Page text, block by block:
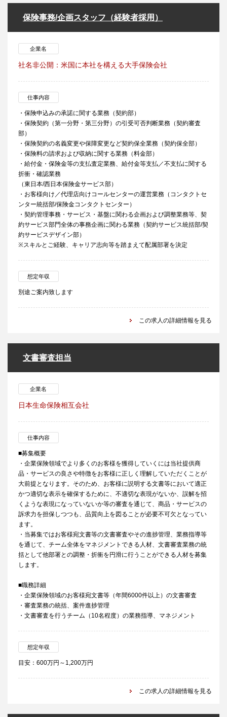
保険事務/企画スタッフ（経験者採用）
企業名
社名非公開：米国に本社を構える大手保険会社
仕事内容
・保険申込みの承諾に関する業務（契約部）
・保険契約（第一分野・第三分野）の引受可否判断業務（契約審査
部）
・保険契約の名義変更や保障変更など契約保全業務（契約保全部）
・保険料の請求および収納に関する業務（料金部）
・給付金・保険金等の支払査定業務、給付金等支払／不支払に関する
折衝・確認業務
（東日本/西日本保険金サービス部）
・お客様向け／代理店向けコールセンターの運営業務（コンタクトセ
ンター統括部/保険金コンタクトセンター）
・契約管理事務・サービス・基盤に関わる企画および調整業務等、契
約サービス部門全体の事務企画に関わる業務（契約サービス統括部/契
約サービスデザイン部）
※スキルとご経験、キャリア志向等を踏まえて配属部署を決定
想定年収
別途ご案内致します
この求人の詳細情報を見る
文書審査担当
企業名
日本生命保険相互会社
仕事内容
■募集概要
・企業保険領域でより多くのお客様を獲得していくには当社提供商
品・サービスの良さや特徴をお客様に正しく理解していただくことが
大前提となります。そのため、お客様に説明する文書等において適正
かつ適切な表示を確保するために、不適切な表現がないか、誤解を招
くような表現になっていないか等の審査を通じて、商品・サービスの
訴求力を担保しつつも、品質向上を図ることが必要不可欠となってい
ます。
・当募集ではお客様宛文書等の文書審査やその進捗管理、業務指導等
を通じて、チーム全体をマネジメントできる人材、文書審査業務の統
括として他部署との調整・折衝を円滑に行うことができる人材を募集
します。
■職務詳細
・企業保険領域のお客様宛文書等（年間6000件以上）の文書審査
・審査業務の統括、案件進捗管理
・文書審査を行うチーム（10名程度）の業務指導、マネジメント
想定年収
目安：600万円～1,200万円
この求人の詳細情報を見る